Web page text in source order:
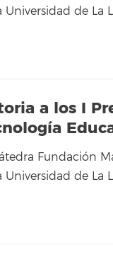
Universidad de La
a los I
Fundación
Universidad de La